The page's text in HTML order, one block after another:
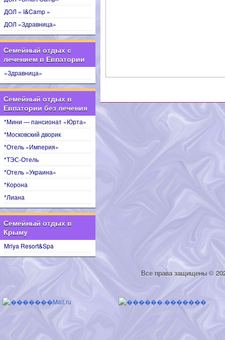
ДОЛ « I&Camp »
ДОЛ «Здравница»
Семейный отдых с
лечением в Евпатории
«Здравница»
Семейный отдых в
Евпатории без лечения
*Мини — пансионат «Юрта»
*Московский дворик
*Отель «Империя»
*ТЭС-Отель
*Отель «Украина»
*Корона
*Лиана
Семейный отдых в
Крыму
Mriya Resort&Spa
Все права защищены ©